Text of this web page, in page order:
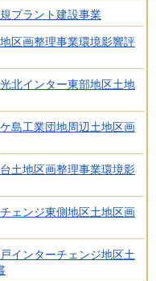
プラント建設事業
区画整理事業環境影響評
北インター東部地区土地
島工業団地周辺土地区画
土地区画整理事業環境影
ェンジ東側地区土地区画
インターチェンジ地区土